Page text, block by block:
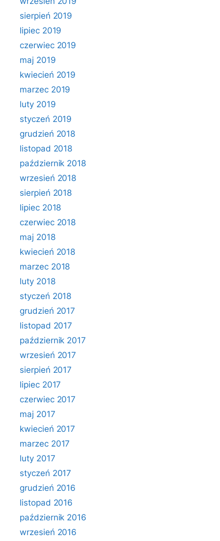
sierpień 2019
lipiec 2019
czerwiec 2019
maj 2019
kwiecień 2019
marzec 2019
luty 2019
styczeń 2019
grudzień 2018
listopad 2018
październik 2018
wrzesień 2018
sierpień 2018
lipiec 2018
czerwiec 2018
maj 2018
kwiecień 2018
marzec 2018
luty 2018
styczeń 2018
grudzień 2017
listopad 2017
październik 2017
wrzesień 2017
sierpień 2017
lipiec 2017
czerwiec 2017
maj 2017
kwiecień 2017
marzec 2017
luty 2017
styczeń 2017
grudzień 2016
listopad 2016
październik 2016
wrzesień 2016